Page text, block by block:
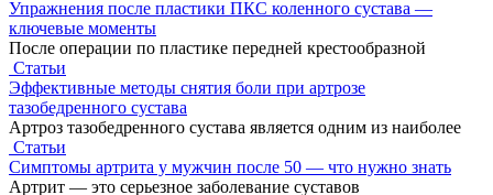
Упражнения после пластики ПКС коленного сустава —
ключевые моменты
После операции по пластике передней крестообразной
Статьи
Эффективные методы снятия боли при артрозе
тазобедренного сустава
Артроз тазобедренного сустава является одним из наиболее
Статьи
Симптомы артрита у мужчин после 50 — что нужно знать
Артрит — это серьезное заболевание суставов